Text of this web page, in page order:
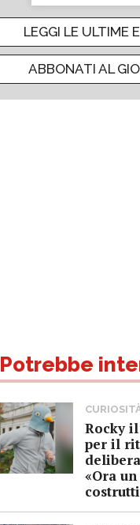
LEGGI LE ULTIME
ABBONATI AL
Potrebbe
Rocky
per il
«Ora